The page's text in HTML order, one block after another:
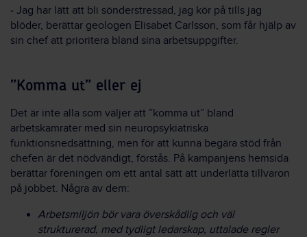
‒ Jag har lätt att bli sönderstressad, jag kör på tills jag
blöder, berättar geologen Elisabet Carlsson, som får hjälp av
sin chef att prioritera bland sina arbetsuppgifter.
”Komma ut” eller ej
Det är inte alla som väljer att ”komma ut” bland
arbetskamrater med sin neuropsykiatriska
funktionsnedsättning, men för att kunna begära stöd från
chefen är det nödvändigt, förstås. På kampanjens hemsida
berättar föreningen om ett antal sätt att underlätta tillvaron
på jobbet. Några av dem:
Arbetsmiljön bör vara överskådlig och väl
strukturerad, med tydligt ledarskap, uttalade regler